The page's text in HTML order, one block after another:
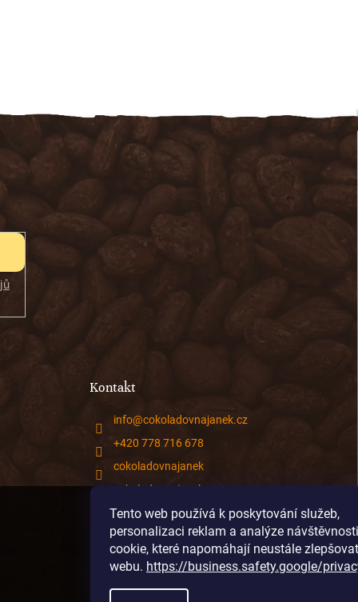
Tento web používá k poskytování služeb,
personalizaci reklam a analýze
cookie, které napomáhají neustále
webu. https://business.safety.google/
Kontakt
info@cokoladovnajanek.cz
+420 778 716 678
cokoladovnajanek
cokoladovnajanek
@janek_chocolate